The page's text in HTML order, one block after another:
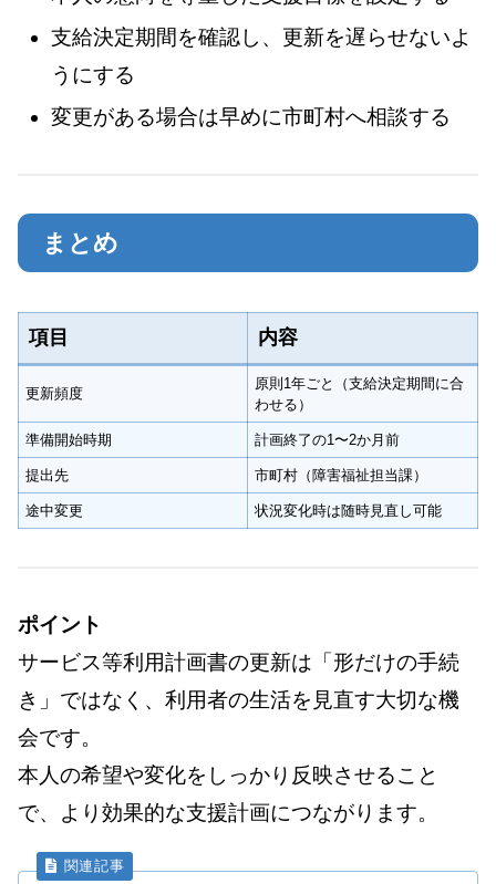
支給決定期間を確認し、更新を遅らせないよ
うにする
変更がある場合は早めに市町村へ相談する
まとめ
項目 内容
更新頻度
原則1年ごと（支給決定期間に合
わせる）
準備開始時期 計画終了の1〜2か月前
提出先 市町村（障害福祉担当課）
途中変更 状況変化時は随時見直し可能
ポイント
サービス等利用計画書の更新は「形だけの手続
き」ではなく、利用者の生活を見直す大切な機
会です。
本人の希望や変化をしっかり反映させること
で、より効果的な支援計画につながります。